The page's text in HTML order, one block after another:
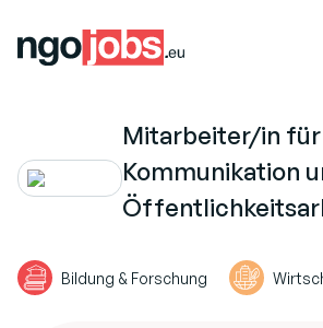
Mitarbeiter/in für
Kommunikation
Bildung & Forschung